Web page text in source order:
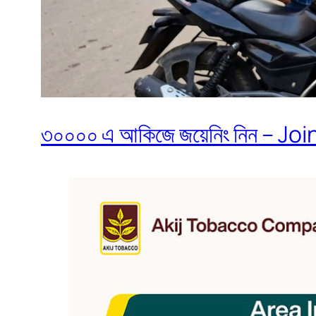
৩০০০০ এ আকিজে জয়েনিং নিন –